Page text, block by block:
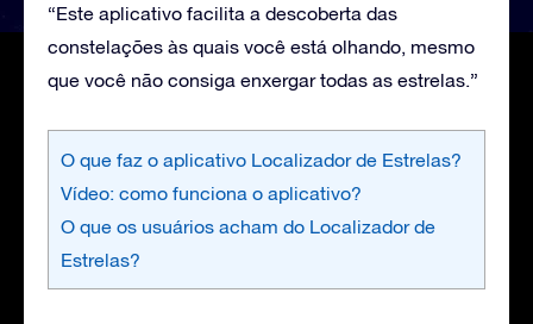
“Este aplicativo facilita a descoberta das
constelações às quais você está olhando, mesmo
que você não consiga enxergar todas as estrelas.”
O que faz o aplicativo Localizador de Estrelas?
Vídeo: como funciona o aplicativo?
O que os usuários acham do Localizador de
Estrelas?